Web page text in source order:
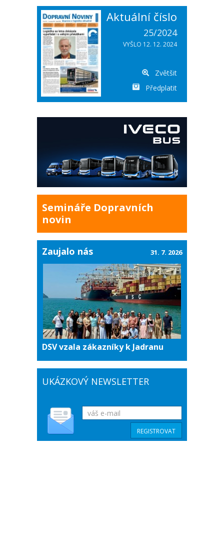
Aktuální číslo
25/2024
VYŠLO 12. 12. 2024
Zvětšit
Předplatit
Semináře Dopravních
novin
Zaujalo nás
DSV vzala zákazníky k Jadranu
31. 7. 2026
UKÁZKOVÝ NEWSLETTER